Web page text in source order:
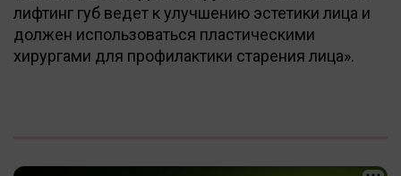
лифтинг губ ведет к улучшению эстетики лица и
должен использоваться пластическими
хирургами для профилактики старения лица».